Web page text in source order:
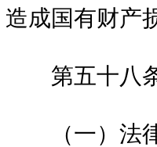
造成国有财产
第五十八条
（一）法律